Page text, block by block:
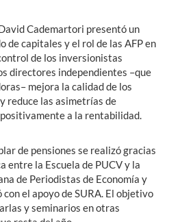
Cademartori presentó un
de capitales y el rol de las AFP en
de los inversionistas
directores independientes –que
mejora la calidad de los
reduce las asimetrías de
a la rentabilidad.
de pensiones se realizó gracias
entre la Escuela de PUCV y la
de Periodistas de Economía y
con el apoyo de SURA. El objetivo
y seminarios en otras